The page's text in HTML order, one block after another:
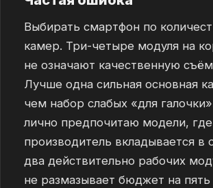
Выбирать смартфон по
камер. Три-четыре модуля на
не означают качественную
Лучше одна сильная основная
чем набор слабых «для
лично предпочитаю модели, где
производитель вкладывается в
два действительно рабочих
не размазывает бюджет на пять